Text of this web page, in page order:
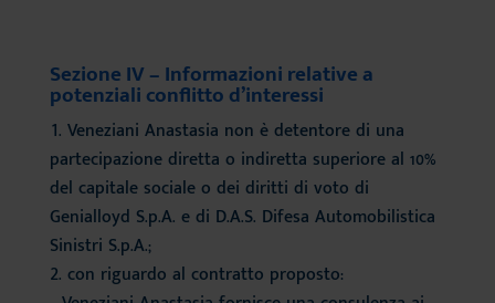
Sezione IV – Informazioni relative a
potenziali conflitto d’interessi
Veneziani Anastasia non è detentore di una
partecipazione diretta o indiretta superiore al 10%
del capitale sociale o dei diritti di voto di
Genialloyd S.p.A. e di D.A.S. Difesa Automobilistica
Sinistri S.p.A.;
con riguardo al contratto proposto: